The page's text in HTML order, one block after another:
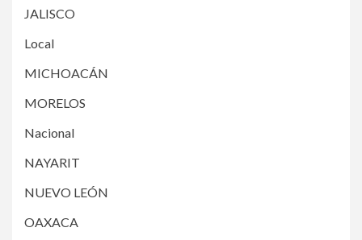
JALISCO
Local
MICHOACÁN
MORELOS
Nacional
NAYARIT
NUEVO LEÓN
OAXACA